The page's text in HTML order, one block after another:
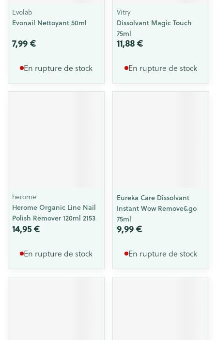
Evolab
Evonail Nettoyant 50ml
7,99 €
En rupture de stock
Vitry
Dissolvant Magic Touch
75ml
11,88 €
En rupture de stock
herome
Herome Organic Line Nail
Polish Remover 120ml 2153
14,95 €
En rupture de stock
Eureka Care Dissolvant
Instant Wow Remove&go
75ml
9,99 €
En rupture de stock